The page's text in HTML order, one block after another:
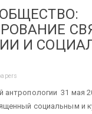
И
антропологии 31 мая
социальным и